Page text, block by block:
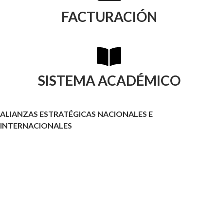
FACTURACIÓN
SISTEMA ACADÉMICO
ALIANZAS ESTRATÉGICAS NACIONALES E
INTERNACIONALES